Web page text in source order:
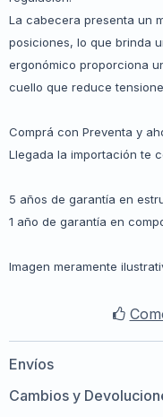
La cabecera presenta un
posiciones, lo que brinda
ergonómico proporciona
cuello que reduce
Comprá con Preventa y
Llegada la importación te
5 años de garantía en
1 año de garantía en
Imagen meramente
Envíos
Cambios y